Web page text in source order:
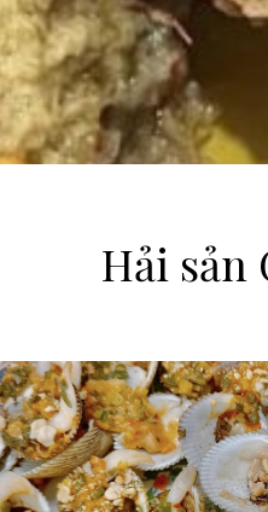
Hải sản